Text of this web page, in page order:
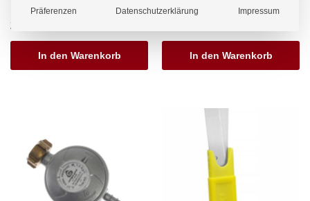
Marke: Hendi
234,47
In den Warenkorb
Marke: Hendi
In den Warenkorb
Präferenzen Datenschutzerklärung Impressum